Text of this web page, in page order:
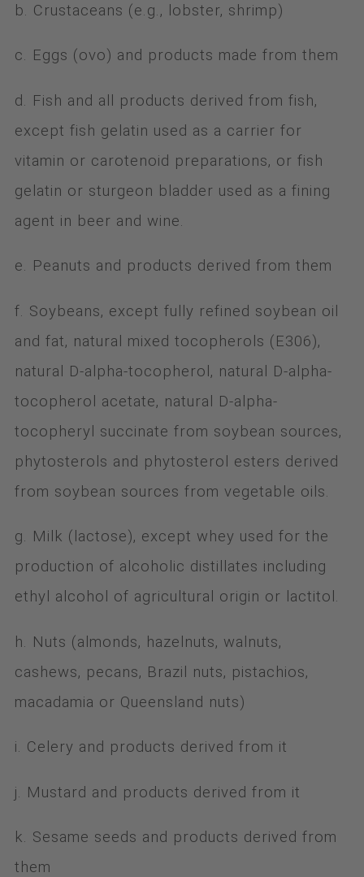
b. Crustaceans (e.g., lobster, shrimp)
c. Eggs (ovo) and products made from them
d. Fish and all products derived from fish,
except fish gelatin used as a carrier for
vitamin or carotenoid preparations, or fish
gelatin or sturgeon bladder used as a fining
agent in beer and wine.
e. Peanuts and products derived from them
f. Soybeans, except fully refined soybean oil
and fat, natural mixed tocopherols (E306),
natural D-alpha-tocopherol, natural D-alpha-
tocopherol acetate, natural D-alpha-
tocopheryl succinate from soybean sources,
phytosterols and phytosterol esters derived
from soybean sources from vegetable oils.
g. Milk (lactose), except whey used for the
production of alcoholic distillates including
ethyl alcohol of agricultural origin or lactitol.
h. Nuts (almonds, hazelnuts, walnuts,
cashews, pecans, Brazil nuts, pistachios,
macadamia or Queensland nuts)
i. Celery and products derived from it
j. Mustard and products derived from it
k. Sesame seeds and products derived from
them